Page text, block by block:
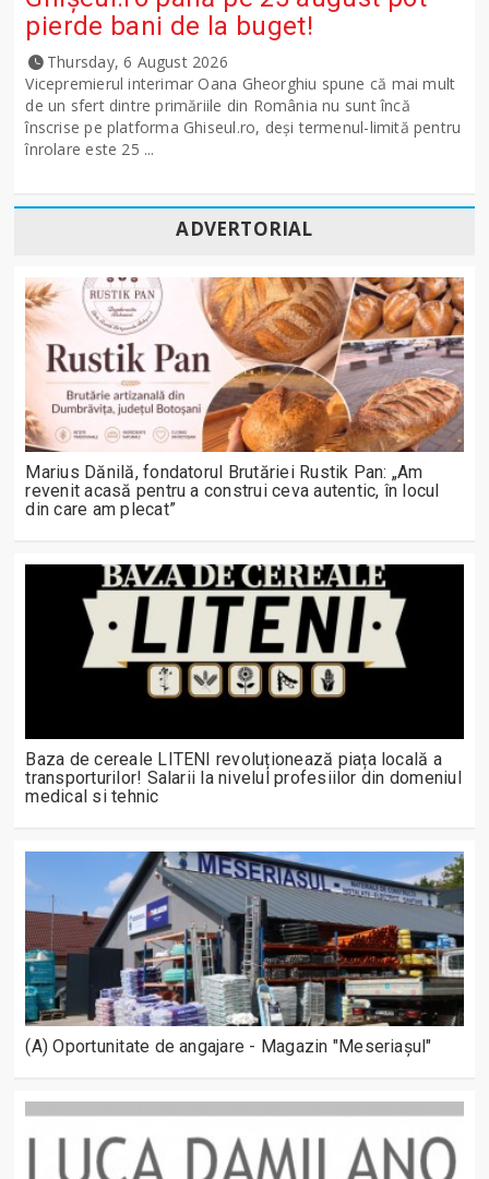
pierde bani de la buget!
Thursday, 6 August 2026
Vicepremierul interimar Oana Gheorghiu spune că mai mult
de un sfert dintre primăriile din România nu sunt încă
înscrise pe platforma Ghiseul.ro, deși termenul-limită pentru
înrolare este 25 ...
ADVERTORIAL
Marius Dănilă, fondatorul Brutăriei Rustik Pan: „Am
revenit acasă pentru a construi ceva autentic, în locul
din care am plecat”
Baza de cereale LITENI revoluționează piața locală a
transporturilor! Salarii la nivelul profesiilor din domeniul
medical si tehnic
(A) Oportunitate de angajare - Magazin "Meseriașul"